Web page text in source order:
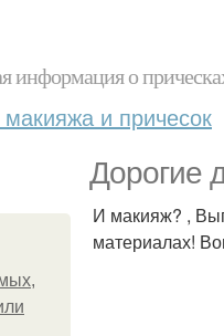
информация о
и причесок
Дорогие
И макияж? ,
материалах!